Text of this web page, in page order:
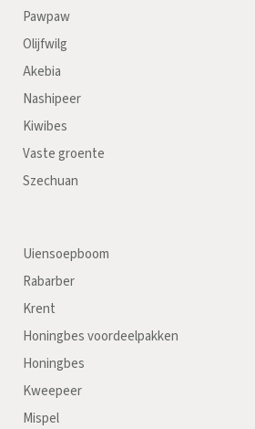
Pawpaw
Olijfwilg
Akebia
Nashipeer
Kiwibes
Vaste groente
Szechuan
Uiensoepboom
Rabarber
Krent
Honingbes voordeelpakken
Honingbes
Kweepeer
Mispel